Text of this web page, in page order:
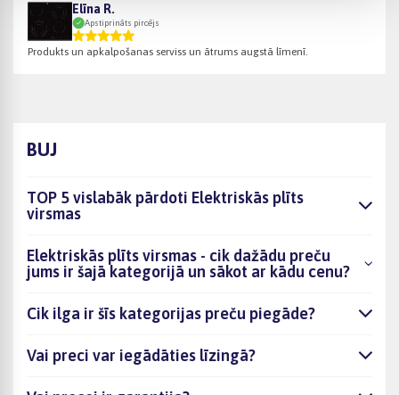
Elīna R.
Apstiprināts pircējs
Produkts un apkalpošanas serviss un ātrums augstā līmenī.
BUJ
TOP 5 vislabāk pārdoti Elektriskās plīts
virsmas
Elektriskās plīts virsmas - cik dažādu preču
jums ir šajā kategorijā un sākot ar kādu cenu?
Cik ilga ir šīs kategorijas preču piegāde?
Vai preci var iegādāties līzingā?